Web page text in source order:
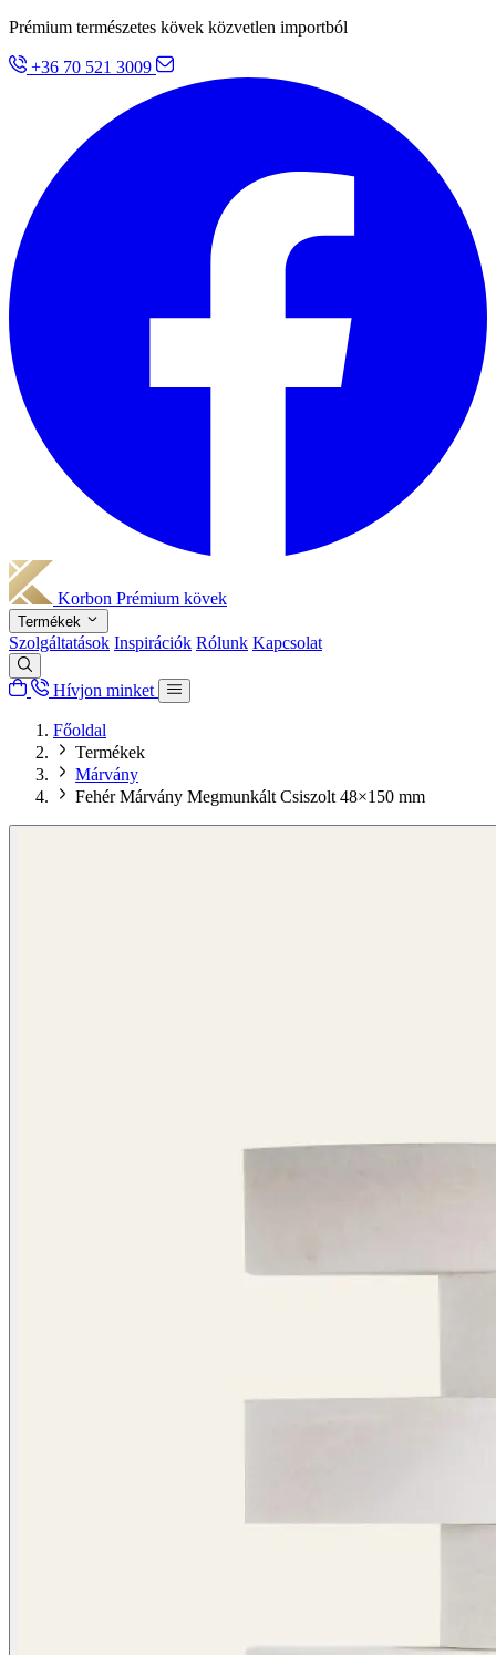
Prémium természetes kövek közvetlen importból
+36 70 521 3009
Korbon Prémium kövek
Termékek
Szolgáltatások Inspirációk Rólunk Kapcsolat
Hívjon minket
Főoldal
Termékek
Márvány
Fehér Márvány Megmunkált Csiszolt 48×150 mm